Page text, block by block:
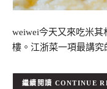
weiwei今天又來吃米
樓。江浙菜一項最講
CONTINUE